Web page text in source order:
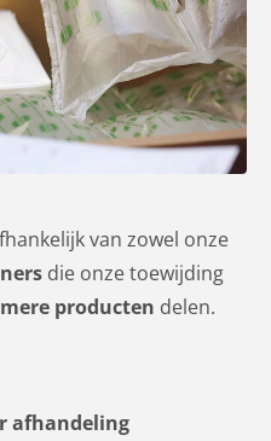
van zowel onze
die onze toewijding
producten delen.
afhandeling